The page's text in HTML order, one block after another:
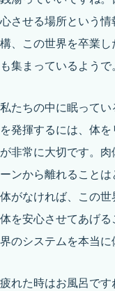
心させる場所という
構、この世界を卒業
も集まっているようで。
私たちの中に眠って
を発揮するには、体
が非常に大切です。
ーンから離れることは
体がなければ、この世
体を安心させてあげ
界のシステムを本当に
疲れた時はお風呂で